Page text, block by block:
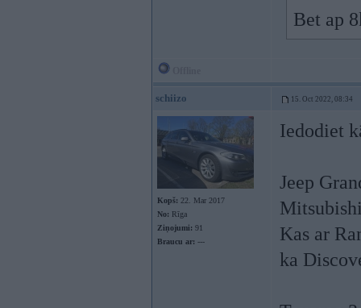
Bet ap
schiizo 15. Oct 2022, 08:34
Kopš: 22. Mar 2017
No: Rīga
Ziņojumi: 91
Braucu ar: ---
Iedodiet
Jeep
Kas ar
ka